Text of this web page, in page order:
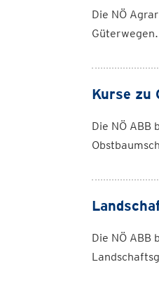
Die NÖ
Güterwegen.
Kurse zu
Die NÖ ABB
Die NÖ ABB